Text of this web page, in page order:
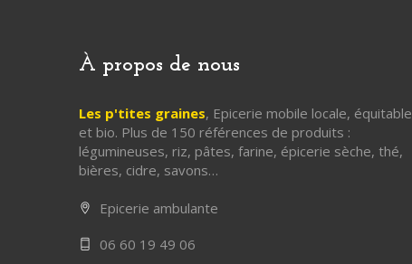
À propos de nous
Les p'tites graines, Epicerie mobile locale, équitable
et bio. Plus de 150 références de produits :
légumineuses, riz, pâtes, farine, épicerie sèche, thé,
bières, cidre, savons…
Epicerie ambulante
06 60 19 49 06